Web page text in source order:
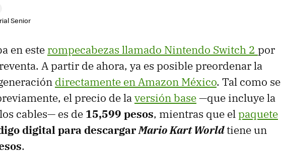
Senior
en este rompecabezas llamado Nintendo Switch 2 por
A partir de ahora, ya es posible preordenar la
directamente en Amazon México. Tal como se
el precio de laversión base—que incluye la
cables— es de 15,599 pesos, mientras que elpaquete
digital para descargarMario Kart Worldtiene un
.